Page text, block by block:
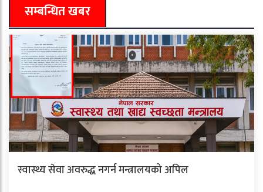
सम्बन्धित खबर
स्वास्थ्य सेवा अवरुद्ध नगर्न मन्त्रालयको अपिल